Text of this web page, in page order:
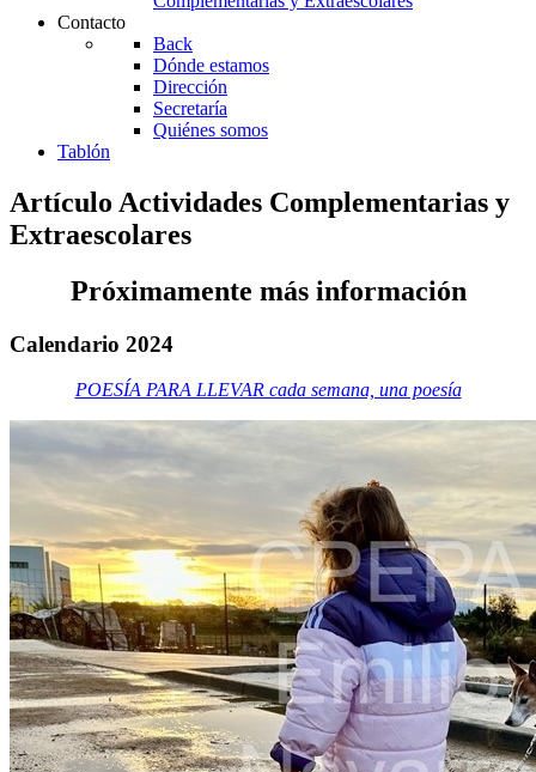
Contacto
Back
Dónde estamos
Dirección
Secretaría
Quiénes somos
Tablón
Artículo Actividades Complementarias y
Extraescolares
Próximamente más información
Calendario 2024
POESÍA PARA LLEVAR cada semana, una poesía